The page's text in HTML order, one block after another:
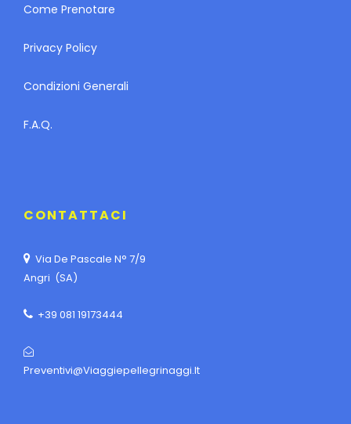
Come Prenotare
Privacy Policy
Condizioni Generali
F.A.Q.
CONTATTACI
Via De Pascale N° 7/9
Angri (SA)
+39 081 19173444
Preventivi@viaggiepellegrinaggi.it